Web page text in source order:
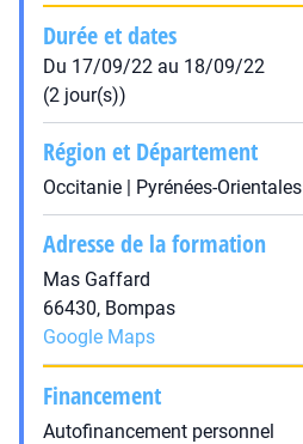
Durée et dates
Du 17/09/22 au 18/09/22
(2 jour(s))
Région et Département
Occitanie | Pyrénées-Orientales
Adresse de la formation
Mas Gaffard
66430, Bompas
Google Maps
Financement
Autofinancement personnel